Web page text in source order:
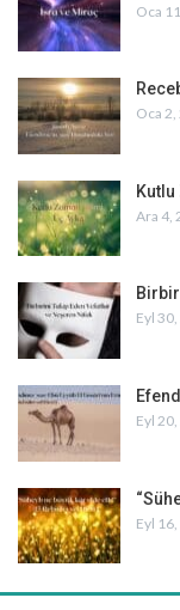
Oca
Oca
Ara 4,
Eyl
Eyl
Eyl